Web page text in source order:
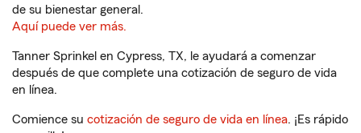
de su bienestar general.
Aquí puede ver más.
Tanner Sprinkel en Cypress, TX, le ayudará a comenzar
después de que complete una cotización de seguro de vida
en línea.
Comience su cotización de seguro de vida en línea. ¡Es rápido